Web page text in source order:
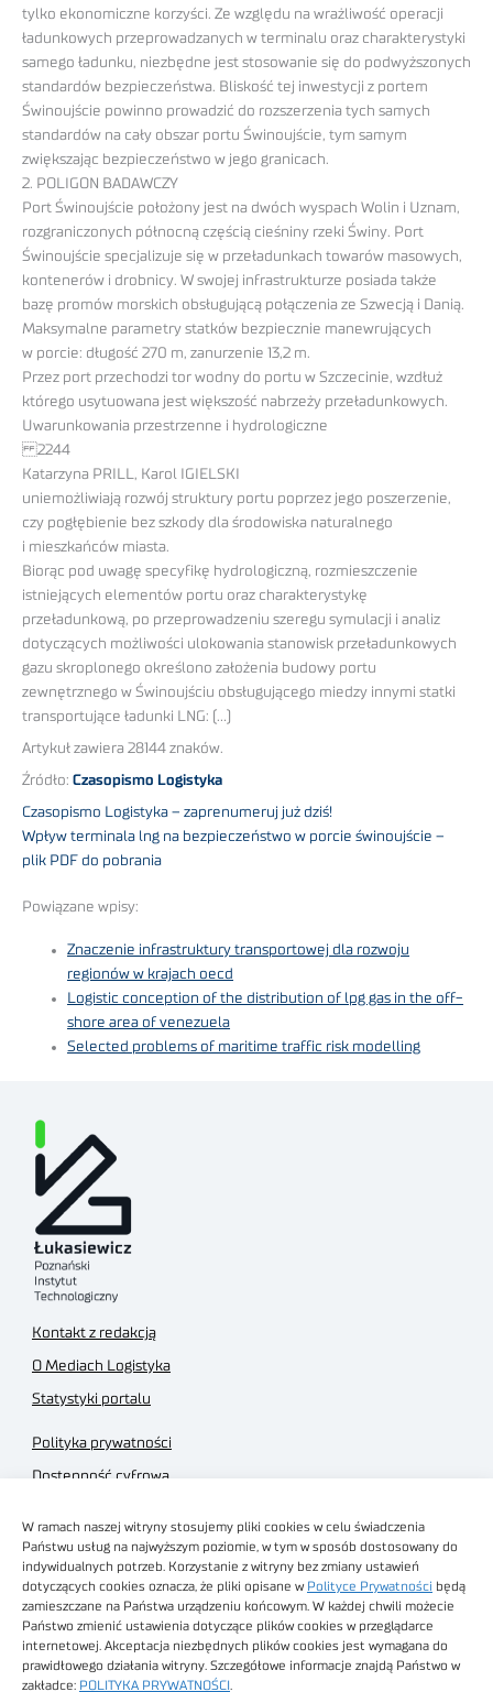
W ramach naszej witryny stosujemy pliki cookies w celu świadczenia
Państwu usług na najwyższym poziomie, w tym w sposób dostosowany do
indywidualnych potrzeb. Korzystanie z witryny bez zmiany ustawień
dotyczących cookies oznacza, że pliki opisane w Polityce Prywatności będą
zamieszczane na Państwa urządzeniu końcowym. W każdej chwili możecie
Państwo zmienić ustawienia dotyczące plików cookies w przeglądarce
internetowej. Akceptacja niezbędnych plików cookies jest wymagana do
prawidłowego działania witryny. Szczegółowe informacje znajdą Państwo w
zakładce: POLITYKA PRYWATNOŚCI
tylko ekonomiczne korzyści. Ze względu na wrażliwość operacji
ładunkowych przeprowadzanych w terminalu oraz charakterystyki
samego ładunku, niezbędne jest stosowanie się do podwyższonych
standardów bezpieczeństwa. Bliskość tej inwestycji z portem
Świnoujście powinno prowadzić do rozszerzenia tych samych
standardów na cały obszar portu Świnoujście, tym samym
zwiększając bezpieczeństwo w jego granicach.
2. POLIGON BADAWCZY
Port Świnoujście położony jest na dwóch wyspach Wolin i Uznam,
rozgraniczonych północną częścią cieśniny rzeki Świny. Port
Świnoujście specjalizuje się w przeładunkach towarów masowych,
kontenerów i drobnicy. W swojej infrastrukturze posiada także
bazę promów morskich obsługującą połączenia ze Szwecją i Danią.
Maksymalne parametry statków bezpiecznie manewrujących
w porcie: długość 270 m, zanurzenie 13,2 m.
Przez port przechodzi tor wodny do portu w Szczecinie, wzdłuż
którego usytuowana jest większość nabrzeży przeładunkowych.
Uwarunkowania przestrzenne i hydrologiczne
2244
Katarzyna PRILL, Karol IGIELSKI
uniemożliwiają rozwój struktury portu poprzez jego poszerzenie,
czy pogłębienie bez szkody dla środowiska naturalnego
i mieszkańców miasta.
Biorąc pod uwagę specyfikę hydrologiczną, rozmieszczenie
istniejących elementów portu oraz charakterystykę
przeładunkową, po przeprowadzeniu szeregu symulacji i analiz
dotyczących możliwości ulokowania stanowisk przeładunkowych
gazu skroplonego określono założenia budowy portu
zewnętrznego w Świnoujściu obsługującego miedzy innymi statki
transportujące ładunki LNG: (…)
Artykuł zawiera 28144 znaków.
Źródło: Czasopismo Logistyka
Czasopismo Logistyka – zaprenumeruj już dziś!
Wpływ terminala lng na bezpieczeństwo w porcie świnoujście –
plik PDF do pobrania
Powiązane wpisy:
Znaczenie infrastruktury transportowej dla rozwoju
regionów w krajach oecd
Logistic conception of the distribution of lpg gas in the off-
shore area of venezuela
Selected problems of maritime traffic risk modelling
Kontakt z redakcją
O Mediach Logistyka
Statystyki portalu
Polityka prywatności
Dostępność cyfrowa
Regulamin sklepu
Obrazy stockowe
autorstwa